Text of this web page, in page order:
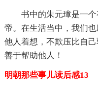
书中的朱元璋是一
帝。在生活当中，我们
他人着想，不欺压比自
善于帮助他人！
明朝那些事儿读后感13